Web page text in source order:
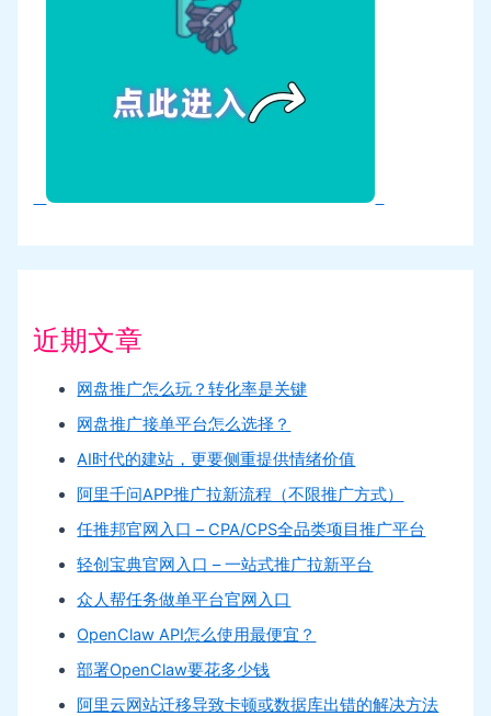
近期文章
网盘推广怎么玩？转化率是关键
网盘推广接单平台怎么选择？
AI时代的建站，更要侧重提供情绪价值
阿里千问APP推广拉新流程（不限推广方式）
任推邦官网入口 – CPA/CPS全品类项目推广平台
轻创宝典官网入口 – 一站式推广拉新平台
众人帮任务做单平台官网入口
OpenClaw API怎么使用最便宜？
部署OpenClaw要花多少钱
阿里云网站迁移导致卡顿或数据库出错的解决方法